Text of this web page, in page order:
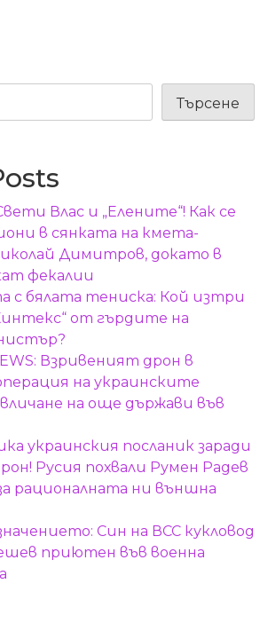
Търсене
Влас и „Елените“! Как се
в сянката на кмета-
Димитров, докато в
фекалии
с бялата тениска: Кой изтри
от гърдите на
Взривеният дрон в
на украинските
на още държави във
украинския посланик заради
Русия похвали Румен Радев
рационалната ни външна
Син на ВСС кукловод
приютен във военна